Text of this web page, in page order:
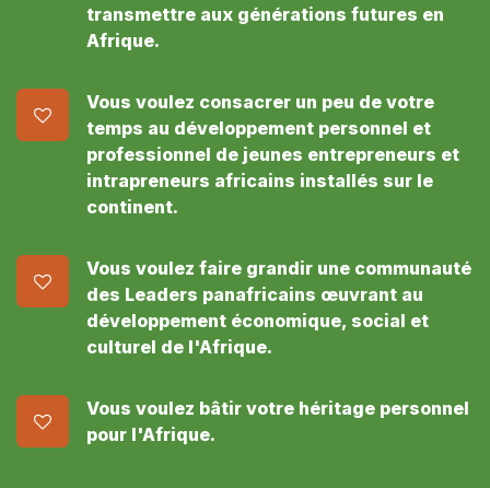
transmettre aux générations futures en
Afrique.
Vous voulez consacrer un peu de votre
temps au développement personnel et
professionnel de jeunes entrepreneurs et
intrapreneurs africains installés sur le
continent.
Vous voulez faire grandir une communauté
des Leaders panafricains œuvrant au
développement économique, social et
culturel de l'Afrique.
Vous voulez bâtir votre héritage personnel
pour l'Afrique.